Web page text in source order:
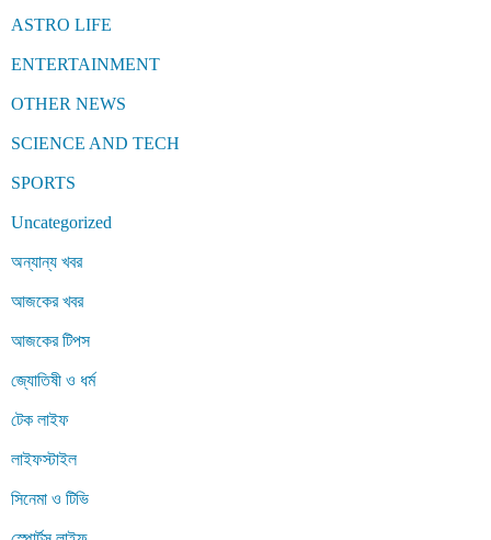
ASTRO LIFE
ENTERTAINMENT
OTHER NEWS
SCIENCE AND TECH
SPORTS
Uncategorized
অন্যান্য খবর
আজকের খবর
আজকের টিপস
জ্যোতিষী ও ধর্ম
টেক লাইফ
লাইফস্টাইল
সিনেমা ও টিভি